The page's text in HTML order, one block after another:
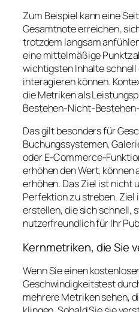
Zum Beispiel kann eine
Gesamtnote erreichen,
trotzdem langsam
eine mittelmäßige
wichtigsten Inhalte
interagieren können.
die Metriken als
Bestehen-Nicht-
Das gilt besonders für
Buchungssystemen,
oder E-Commerce-
erhöhen den Wert, können
erhöhen. Das Ziel ist nicht
Perfektion zu streben. Ziel
erstellen, die sich schnell,
nutzerfreundlich für Ihr
Kernmetriken, die Sie
Wenn Sie einen
Geschwindigkeitstest
mehrere Metriken sehen,